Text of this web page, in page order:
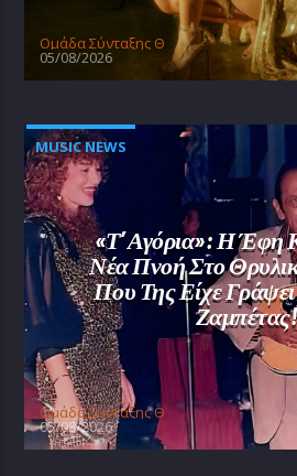
Oμάδα Σύνταξης Θ
05/08/2026
MUSIC NEWS
«Τ’ Αγόρια»: Η Έφη
Νέα Πνοή Στο
Που Της Είχε
Ζαμπέτας!
Oμάδα Σύνταξης Θ
05/08/2026